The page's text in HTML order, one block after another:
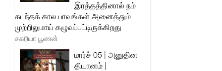
இரத்தத்தினால் நம்
கடந்தக் கால பாவங்கள் அனைத்தும்
முற்றிலுமாய் கழுவப்பட்டிருக்கிறது
சகரியா பூணன்
மார்ச் 05 | அனுதின
தியானம் |